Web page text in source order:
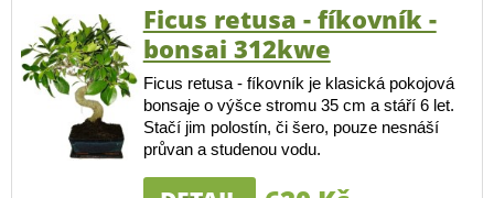
Ficus retusa - fíkovník -
bonsai 312kwe
Ficus retusa - fíkovník je klasická pokojová
bonsaje o výšce stromu 35 cm a stáří 6 let.
Stačí jim polostín, či šero, pouze nesnáší
průvan a studenou vodu.